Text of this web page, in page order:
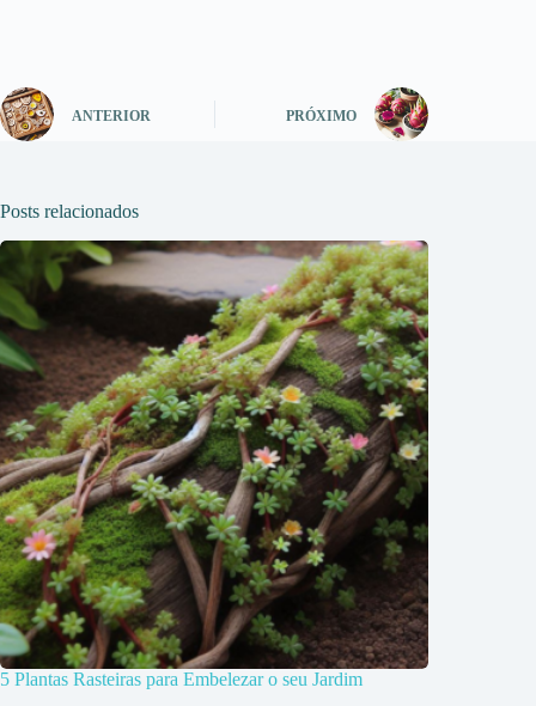
ANTERIOR PRÓXIMO
Posts relacionados
5 Plantas Rasteiras para Embelezar o seu Jardim